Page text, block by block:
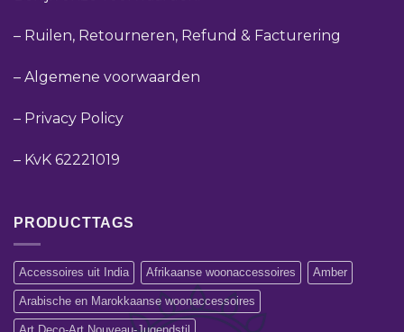
– Ruilen, Retourneren, Refund & Facturering
– Algemene voorwaarden
– Privacy Policy
– KvK 62221019
PRODUCTTAGS
Accessoires uit India Afrikaanse woonaccessoires Amber
Arabische en Marokkaanse woonaccessoires